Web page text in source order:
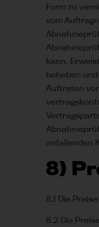
Form zu
vom
kann.
beheben
Auftreten
anfallenden
8)
8.1 Die
8.2 Die